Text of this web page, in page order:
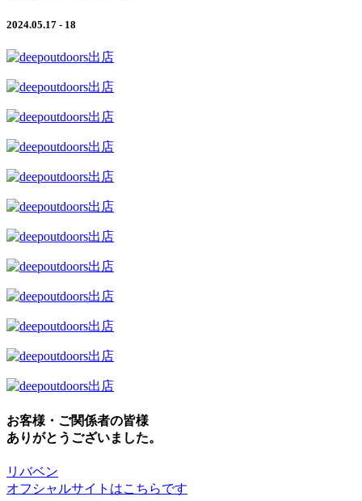
2024.05.17 - 18
お客様・ご関係者の皆様
ありがとうございました。
リバベン
オフシャルサイトはこちらです